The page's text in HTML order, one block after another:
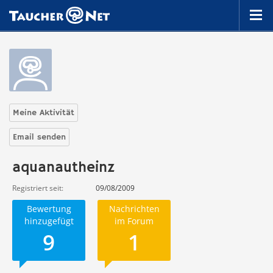
Meine Aktivität
Email senden
aquanautheinz
Registriert seit 09/08/2009
Bewertung
hinzugefügt
9
Nachrichten
im Forum
1